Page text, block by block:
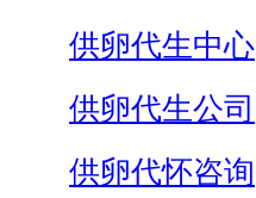
供卵代生中心
供卵代生公司
供卵代怀咨询